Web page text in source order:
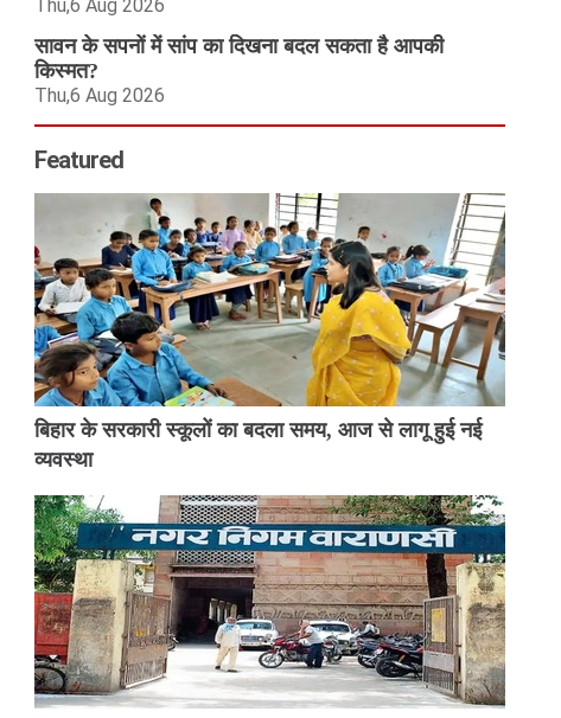
Thu,6 Aug 2026
सावन के सपनों में सांप का दिखना बदल सकता है आपकी
किस्मत?
Thu,6 Aug 2026
Featured
बिहार के सरकारी स्कूलों का बदला समय, आज से लागू हुई नई
व्यवस्था